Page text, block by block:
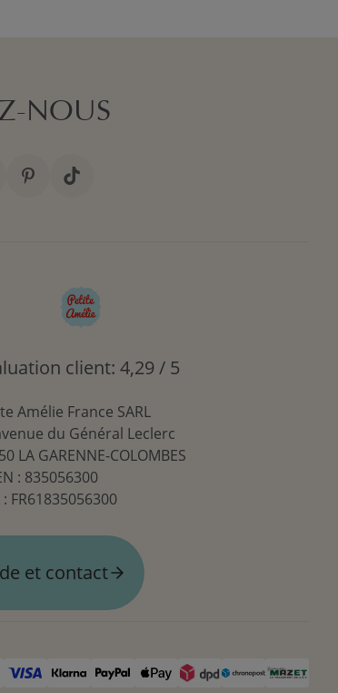
NOUS
client: 4,29 / 5
Amélie France SARL
du Général Leclerc
LA GARENNE-COLOMBES
: 835056300
: FR61835056300
et contact